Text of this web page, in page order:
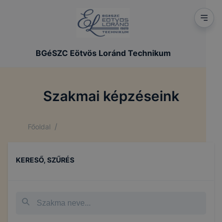
BGéSZC Eötvös Loránd Technikum
Szakmai képzéseink
Főoldal /
KERESŐ, SZŰRÉS